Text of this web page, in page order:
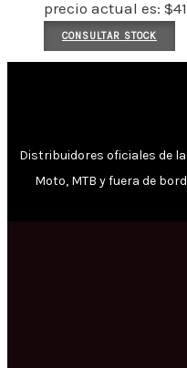
precio actual es:
CONSULTAR STOCK
Distribuidores oficiales de
Moto, MTB y fuera de